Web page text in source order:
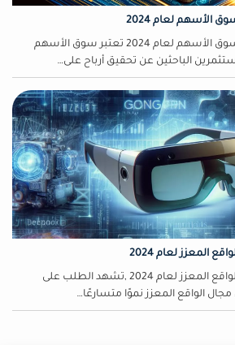
الأسهم لعام 2024
أفضل الاستثمارات في سوق الأسهم لعام 2024 تعتبر سوق الأسهم
الباحثين عن تحقيق أرباح على…
المعزز لعام 2024
أفضل مزودين لنظارات الواقع المعزز لعام 2024 ,تشهد الطلب على
الواقع المعزز نموًا متسارعًا…